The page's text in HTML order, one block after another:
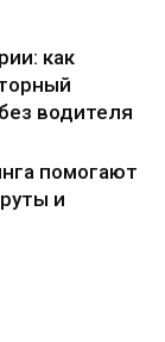
как
водителя
помогают
и